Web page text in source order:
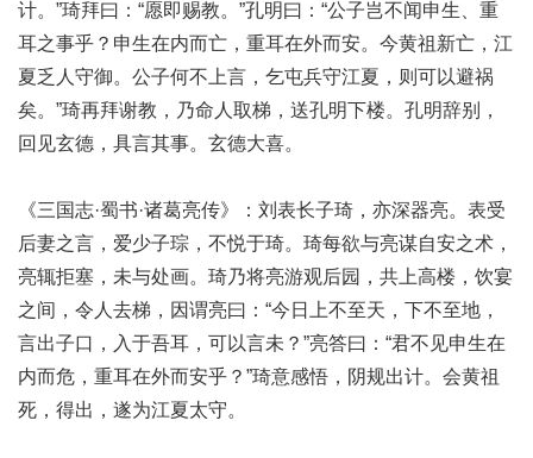
计。”琦拜曰：“愿即赐教。”孔明曰：“公子岂不闻申生、重
耳之事乎？申生在内而亡，重耳在外而安。今黄祖新亡，江
夏乏人守御。公子何不上言，乞屯兵守江夏，则可以避祸
矣。”琦再拜谢教，乃命人取梯，送孔明下楼。孔明辞别，
回见玄德，具言其事。玄德大喜。
《三国志·蜀书·诸葛亮传》：刘表长子琦，亦深器亮。表受
后妻之言，爱少子琮，不悦于琦。琦每欲与亮谋自安之术，
亮辄拒塞，未与处画。琦乃将亮游观后园，共上高楼，饮宴
之间，令人去梯，因谓亮曰：“今日上不至天，下不至地，
言出子口，入于吾耳，可以言未？”亮答曰：“君不见申生在
内而危，重耳在外而安乎？”琦意感悟，阴规出计。会黄祖
死，得出，遂为江夏太守。